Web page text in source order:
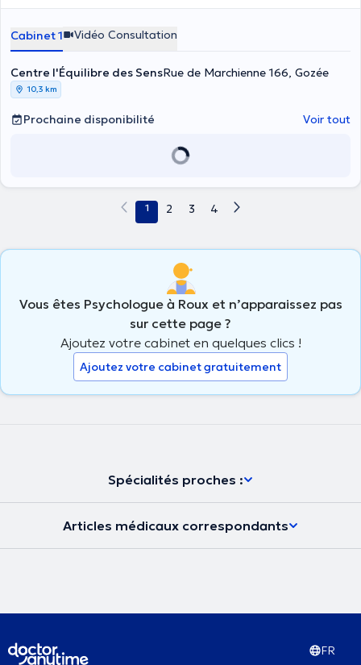
Cabinet 1 Vidéo Consultation
Centre l'Équilibre des SensRue de Marchienne 166, Gozée
10,3 km
Prochaine disponibilité Voir tout
1 2 3 4
Vous êtes Psychologue à Roux et n’apparaissez pas
sur cette page ?
Ajoutez votre cabinet en quelques clics !
Ajoutez votre cabinet gratuitement
Spécialités proches :
Articles médicaux correspondants
FR